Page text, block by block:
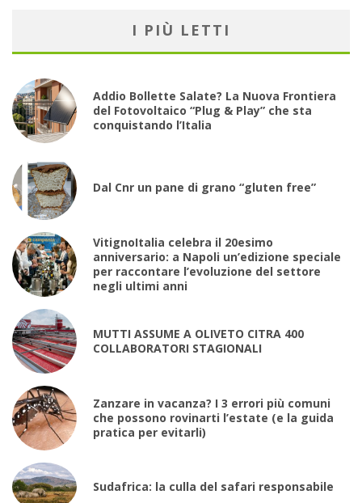
I PIÙ LETTI
Addio Bollette Salate? La Nuova Frontiera
del Fotovoltaico “Plug & Play” che sta
conquistando l’Italia
Dal Cnr un pane di grano “gluten free”
VitignoItalia celebra il 20esimo
anniversario: a Napoli un’edizione speciale
per raccontare l’evoluzione del settore
negli ultimi anni
MUTTI ASSUME A OLIVETO CITRA 400
COLLABORATORI STAGIONALI
Zanzare in vacanza? I 3 errori più comuni
che possono rovinarti l’estate (e la guida
pratica per evitarli)
Sudafrica: la culla del safari responsabile